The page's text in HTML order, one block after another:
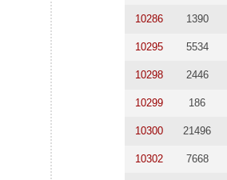
10286 1390
10295 5534
10298 2446
10299 186
10300 21496
10302 7668